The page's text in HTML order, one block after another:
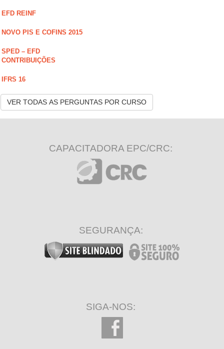
EFD REINF
NOVO PIS E COFINS 2015
SPED – EFD
CONTRIBUIÇÕES
IFRS 16
VER TODAS AS PERGUNTAS POR CURSO
CAPACITADORA EPC/CRC:
SEGURANÇA:
SIGA-NOS: